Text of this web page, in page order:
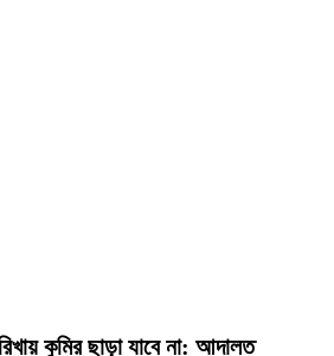
কুমির ছাড়া যাবে না: আদালত